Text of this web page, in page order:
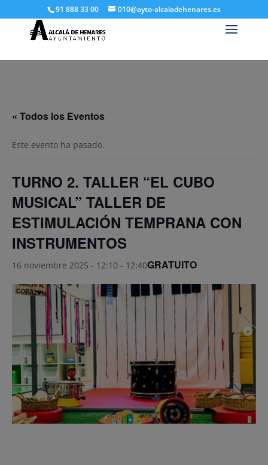
91 888 33 00 010@ayto-alcaladehenares.es
« Todos los Eventos
Este evento ha pasado.
TURNO 2. TALLER “EL CUBO
MUSICAL” TALLER DE
ESTIMULACIÓN TEMPRANA CON
INSTRUMENTOS
16 noviembre 2025 - 12:10 - 12:40GRATUITO